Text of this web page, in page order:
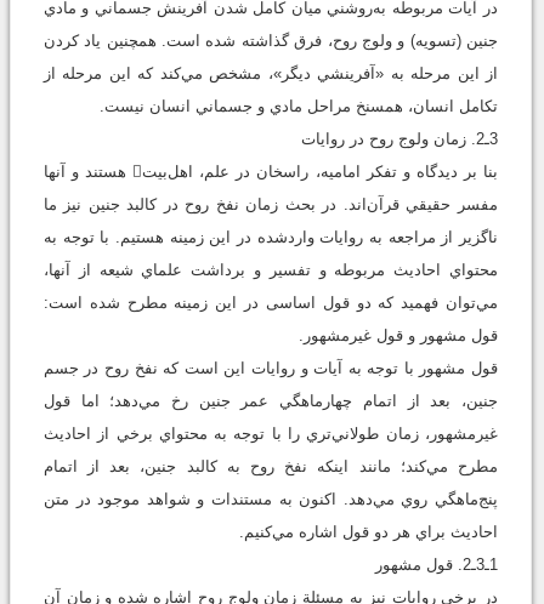
در آيات مربوطه به‌روشني ميان کامل شدن آفرينش جسماني و مادي
جنين (تسويه) و ولوج روح، فرق گذاشته شده است. همچنين ياد کردن
از اين مرحله به «آفرينشي ديگر»، مشخص مي‌کند که اين مرحله از
تکامل انسان، همسنخ مراحل مادي و جسماني انسان نیست.
3ـ2. زمان ولوج روح در روايات
بنا بر ديدگاه و تفکر اماميه، راسخان در علم، اهل‌بيت هستند و آنها
مفسر حقيقي قرآن‌اند. در بحث زمان نفخ روح در کالبد جنين نيز ما
ناگزير از مراجعه به روايات واردشده در اين زمينه هستيم. با توجه به
محتواي احاديث مربوطه و تفسير و برداشت علماي شيعه از آنها،
مي‌توان فهميد که دو قول اساسی در اين زمينه مطرح شده است:
قول مشهور و قول غيرمشهور.
قول مشهور با توجه به آيات و روايات اين است که نفخ روح در جسم
جنين، بعد از اتمام چهارماهگي عمر جنين رخ مي‌دهد؛ اما قول
غيرمشهور، زمان طولاني‌تري را با توجه به محتواي برخي از احاديث
مطرح مي‌کند؛ مانند اينکه نفخ روح به کالبد جنين، بعد از اتمام
پنج‌ماهگي روي مي‌دهد. اکنون به مستندات و شواهد موجود در متن
احاديث براي هر دو قول اشاره مي‌کنيم.
1ـ3ـ2. قول مشهور
در برخي روايات نيز به مسئلة زمان ولوج روح اشاره شده و زمان آن